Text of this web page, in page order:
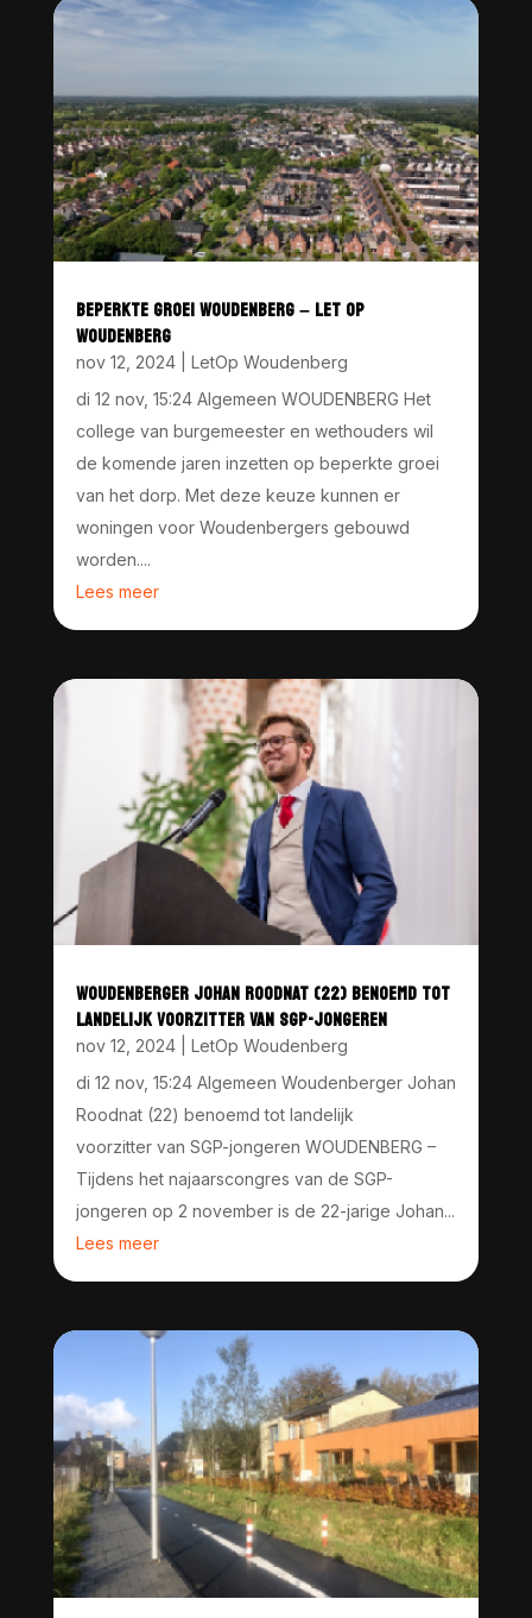
BEPERKTE GROEI WOUDENBERG – LET OP
WOUDENBERG
nov 12, 2024| LetOp Woudenberg
di 12 nov, 15:24 Algemeen WOUDENBERG Het
college van burgemeester en wethouders wil
de komende jaren inzetten op beperkte groei
van het dorp. Met deze keuze kunnen er
woningen voor Woudenbergers gebouwd
worden....
Lees meer
WOUDENBERGER JOHAN ROODNAT (22) BENOEMD TOT
LANDELIJK VOORZITTER VAN SGP-JONGEREN
nov 12, 2024| LetOp Woudenberg
di 12 nov, 15:24 Algemeen Woudenberger Johan
Roodnat (22) benoemd tot landelijk
voorzitter van SGP-jongeren WOUDENBERG –
Tijdens het najaarscongres van de SGP-
jongeren op 2 november is de 22-jarige Johan...
Lees meer